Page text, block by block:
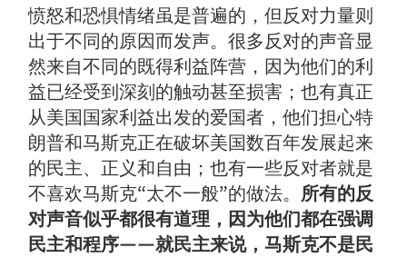
愤怒和恐惧情绪虽是普遍的，但反对力量则
出于不同的原因而发声。很多反对的声音显
然来自不同的既得利益阵营，因为他们的利
益已经受到深刻的触动甚至损害；也有真正
从美国国家利益出发的爱国者，他们担心特
朗普和马斯克正在破坏美国数百年发展起来
的民主、正义和自由；也有一些反对者就是
不喜欢马斯克“太不一般”的做法。 所有的反
对声音似乎都很有道理，因为他们都在强调
民主和程序——就民主来说，马斯克不是民